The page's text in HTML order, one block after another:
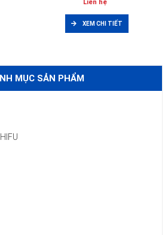
Liên hệ
XEM CHI TIẾT
MỤC SẢN PHẨM